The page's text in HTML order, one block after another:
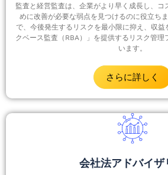
監査と経営監査は、企業がより早く成長し、コ
めに改善が必要な弱点を見つけるのに役立ち
で、今後発生するリスクを最小限に抑え、収益
クベース監査（RBA）」を提供するリスク管理
います。
さらに詳しく
会社法アドバイザ